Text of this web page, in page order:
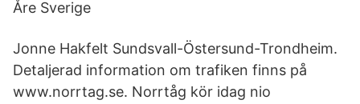
Åre Sverige
Jonne Hakfelt Sundsvall-Östersund-Trondheim.
Detaljerad information om trafiken finns på
www.norrtag.se. Norrtåg kör idag nio